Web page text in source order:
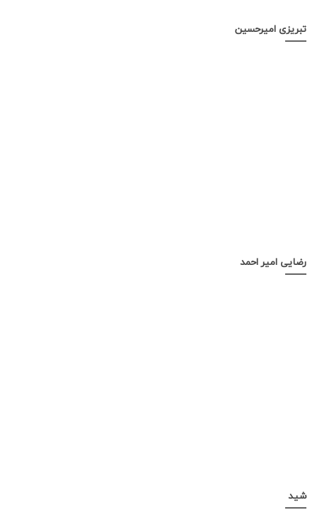
تبریزی امیرحسین
رضایی امیر احمد
شید